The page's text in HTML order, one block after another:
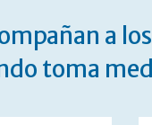
a
toma